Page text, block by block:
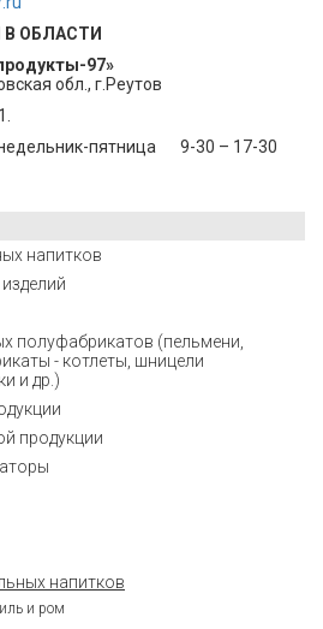
напитков
полуфабрикатов (пельмени,
- котлеты, шницели
и др.)
продукции
напитков
и ром
ОБЛАСТИ
97»
обл., г.Реутов
пятница 9-30 – 17-30